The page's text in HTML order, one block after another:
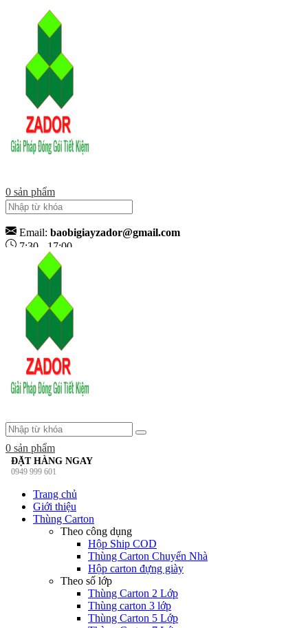
0 sản phẩm
Email: baobigiayzador@gmail.com
7:30 - 17:00
0 sản phẩm
ĐẶT HÀNG NGAY
0949 999 601
Trang chủ
Giới thiệu
Thùng Carton
Theo công dụng
Hộp Ship COD
Thùng Carton Chuyển Nhà
Hộp carton đựng giày
Theo số lớp
Thùng Carton 2 Lớp
Thùng carton 3 lớp
Thùng Carton 5 Lớp